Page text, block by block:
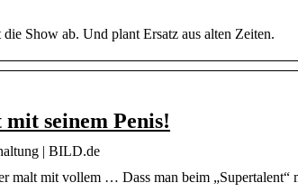
Show ab. Und plant Ersatz aus alten Zeiten.
seinem Penis!
| BILD.de
mit vollem … Dass man beim „Supertalent“